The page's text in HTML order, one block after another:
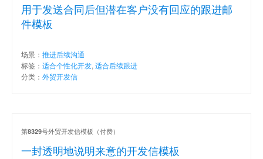
用于发送合同后但潜在客户没有回应的跟进邮
件模板
场景： 推进后续沟通
标签： 适合个性化开发, 适合后续跟进
分类： 外贸开发信
一封透明地说明来意的开发信模板
第8329号外贸开发信模板（付费）